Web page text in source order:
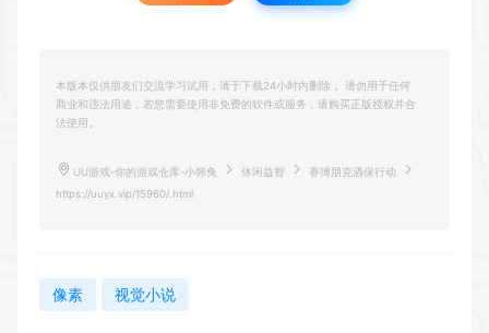
本版本仅供朋友们交流学习试用，请于下载24小时内删除， 请勿用于任何
商业和违法用途，若您需要使用非免费的软件或服务，请购买正版授权并合
法使用。
UU游戏-你的游戏仓库-小韩兔 休闲益智
赛博朋克酒保行动
https://uuyx.vip/15960/.html
像素 视觉小说